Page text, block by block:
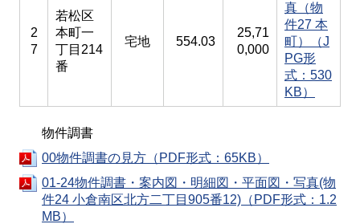
2
7
若松区
本町一
丁目214
番
宅地 554.03
25,71
0,000
真（物
件27 本
町​）（J
PG形
式：530
KB）
物件調書
00物件調書の見方（PDF形式：65KB）
01-24物件調書・案内図・明細図・平面図・写真(物
件24 小倉南区北方二丁目905番12)（PDF形式：1.2
MB）